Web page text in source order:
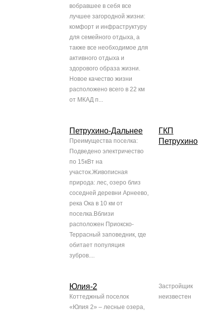
вобравшее в себя все
лучшее загородной жизни:
комфорт и инфраструктуру
для семейного отдыха, а
также все необходимое для
активного отдыха и
здорового образа жизни.
Новое качество жизни
расположено всего в 22 км
от МКАД п...
Петрухино-Дальнее
Преимущества поселка:
Подведено электричество
по 15кВт на
участок.Живописная
природа: лес, озеро близ
соседней деревни Арнеево,
река Ока в 10 км от
поселка.Вблизи
расположен Приокско-
Террасный заповедник, где
обитает популяция
зубров....
ГКП
Петрухино
Юлия-2
Коттеджный поселок
«Юлия 2» – лесные озера,
Застройщик
неизвестен